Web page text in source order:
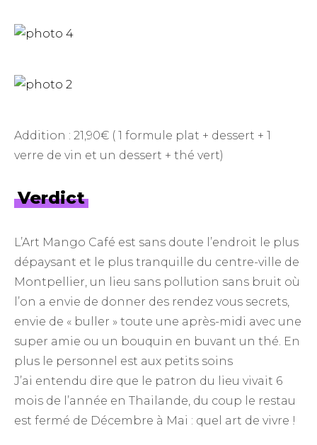
Addition : 21,90€ ( 1 formule plat + dessert + 1
verre de vin et un dessert + thé vert)
Verdict
L’Art Mango Café est sans doute l’endroit le plus
dépaysant et le plus tranquille du centre-ville de
Montpellier, un lieu sans pollution sans bruit où
l’on a envie de donner des rendez vous secrets,
envie de « buller » toute une après-midi avec une
super amie ou un bouquin en buvant un thé. En
plus le personnel est aux petits soins
J’ai entendu dire que le patron du lieu vivait 6
mois de l’année en Thailande, du coup le restau
est fermé de Décembre à Mai : quel art de vivre !